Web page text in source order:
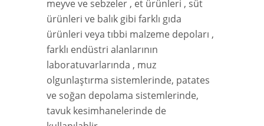
meyve ve sebzeler , et ürünleri , süt
ürünleri ve balık gibi farklı gıda
ürünleri veya tıbbi malzeme depoları ,
farklı endüstri alanlarının
laboratuvarlarında , muz
olgunlaştırma sistemlerinde, patates
ve soğan depolama sistemlerinde,
tavuk kesimhanelerinde de